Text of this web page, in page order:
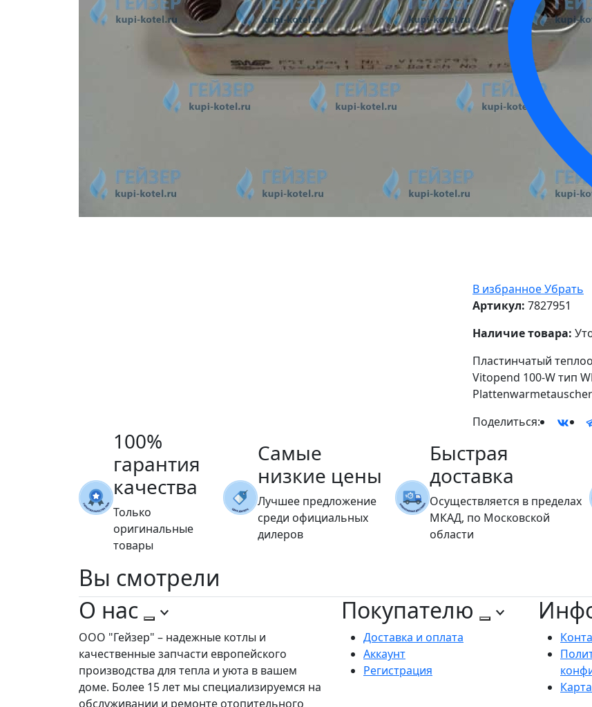
В избранноеУбрать
Артикул: 7827951
Наличие товара:
Пластинчатый
Vitopend 100-W тип
Plattenwarmetauscher
Поделиться:
100%
гарантия
качества
Только
оригинальные
товары
Самые
низкие цены
Лучшее предложение
среди официальных
дилеров
Быстрая
доставка
Осуществляется в пределах
МКАД, по Московской
области
Вы смотрели
О нас
ООО "Гейзер" – надежные котлы и
качественные запчасти европейского
производства для тепла и уюта в вашем
доме. Более 15 лет мы специализируемся на
обслуживании и ремонте отопительного
Покупателю
Доставка и оплата
Аккаунт
Регистрация